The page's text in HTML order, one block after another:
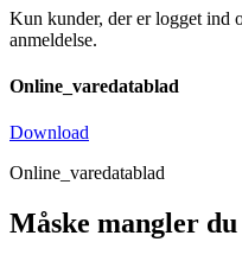
Kun kunder, der er logget ind
anmeldelse.
Online_varedatablad
Download
Online_varedatablad
Måske mangler du